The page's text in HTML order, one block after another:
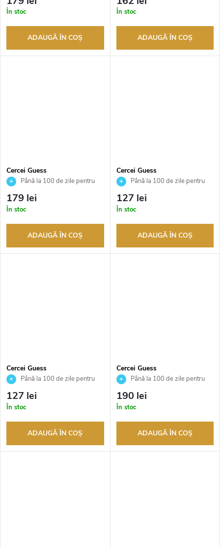
autorizat
În stoc
ADAUGĂ ÎN COŞ
autorizat
În stoc
ADAUGĂ ÎN COŞ
Cercei Guess
JUBE04471JWRHT
Până la 100 de zile pentru
returnarea bunurilor. Vânzător
autorizat
179 lei
În stoc
ADAUGĂ ÎN COŞ
Cercei Guess
JUBE04209JWRHT
Până la 100 de zile pentru
returnarea bunurilor. Vânzător
autorizat
127 lei
În stoc
ADAUGĂ ÎN COŞ
Cercei Guess
JUBE04164JWRHT
Până la 100 de zile pentru
returnarea bunurilor. Vânzător
autorizat
127 lei
În stoc
ADAUGĂ ÎN COŞ
Cercei Guess
JUBE04157JWYGT
Până la 100 de zile pentru
returnarea bunurilor. Vânzător
autorizat
190 lei
În stoc
ADAUGĂ ÎN COŞ